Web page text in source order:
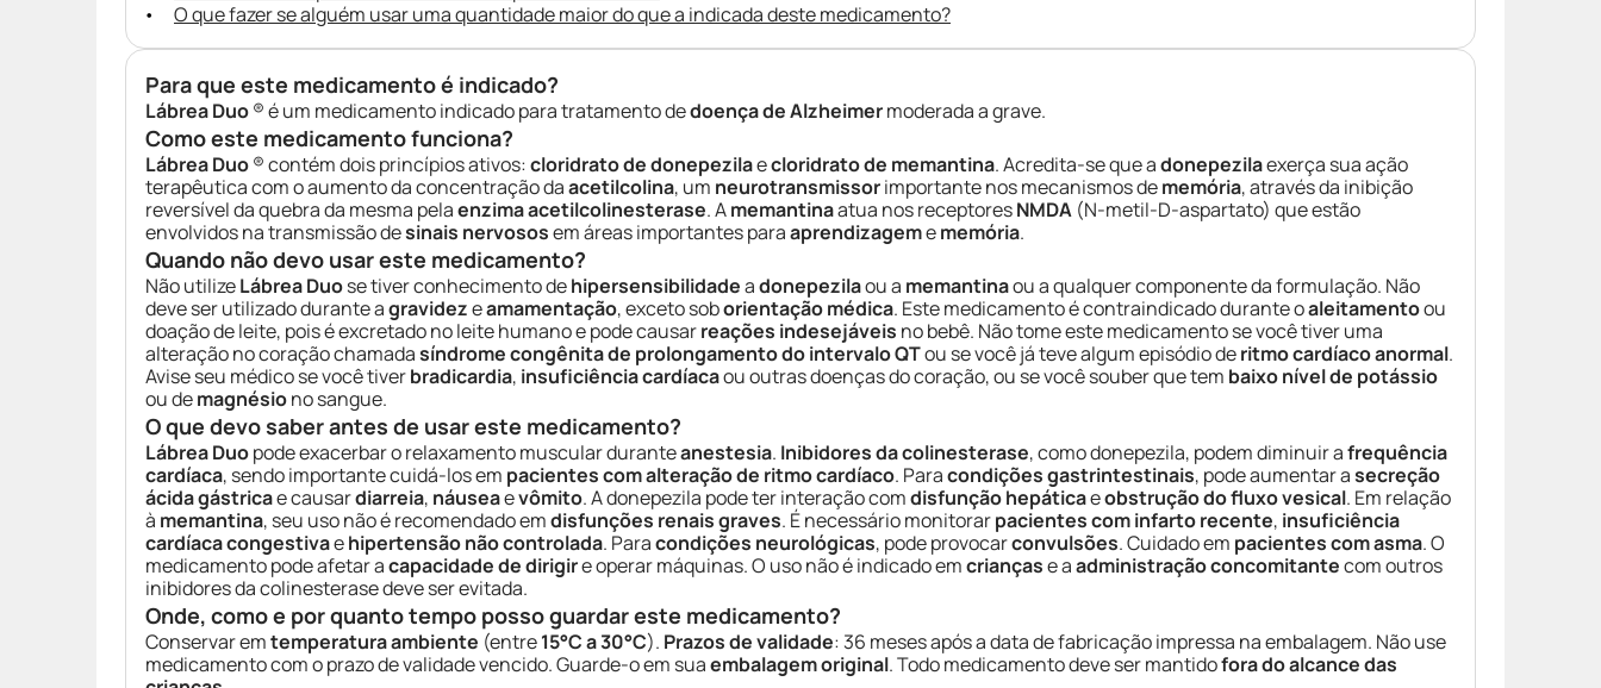
O que fazer se alguém usar uma quantidade maior do que a indicada deste medicamento?
Para que este medicamento é indicado?
Lábrea Duo® é um medicamento indicado para tratamento dedoença de Alzheimermoderada a grave.
Como este medicamento funciona?
Lábrea Duo® contém dois princípios ativos:cloridrato de donepezilaecloridrato de memantina. Acredita-se que adonepezilaexerça sua ação
terapêutica com o aumento da concentração daacetilcolina, um neurotransmissorimportante nos mecanismos dememória, através da inibição
reversível da quebra da mesma pelaenzima acetilcolinesterase. Amemantinaatua nos receptoresNMDA (N-metil-D-aspartato) que estão
envolvidos na transmissão desinais nervososem áreas importantes paraaprendizagemememória.
Quando não devo usar este medicamento?
Não utilizeLábrea Duose tiver conhecimento dehipersensibilidadeadonepezilaou a memantinaou a qualquer componente da formulação. Não
deve ser utilizado durante agravidezeamamentação, exceto soborientação médica. Este medicamento é contraindicado durante oaleitamentoou
doação de leite, pois é excretado no leite humano e pode causarreações indesejáveis no bebê. Não tome este medicamento se você tiver uma
alteração no coração chamadasíndrome congênita de prolongamento do intervalo QTou se você já teve algum episódio deritmo cardíaco anormal.
Avise seu médico se você tiverbradicardia, insuficiência cardíacaou outras doenças do coração, ou se você souber que tem baixo nível de potássio
ou demagnésiono sangue.
O que devo saber antes de usar este medicamento?
Lábrea Duopode exacerbar o relaxamento muscular duranteanestesia. Inibidores da colinesterase, como donepezila, podem diminuir afrequência
cardíaca, sendo importante cuidá-los em pacientes com alteração de ritmo cardíaco. Paracondições gastrintestinais, pode aumentar asecreção
ácida gástricae causardiarreia, náuseaevômito. A donepezila pode ter interação comdisfunção hepáticaeobstrução do fluxo vesical. Em relação
à memantina, seu uso não é recomendado emdisfunções renais graves. É necessário monitorarpacientes com infarto recente, insuficiência
cardíaca congestivaehipertensão não controlada. Paracondições neurológicas, pode provocarconvulsões. Cuidado em pacientes com asma. O
medicamento pode afetar acapacidade de dirigire operar máquinas. O uso não é indicado emcriançase aadministração concomitantecom outros
inibidores da colinesterase deve ser evitada.
Onde, como e por quanto tempo posso guardar este medicamento?
Conservar emtemperatura ambiente (entre15°C a 30°C). Prazos de validade: 36 meses após a data de fabricação impressa na embalagem. Não use
medicamento com o prazo de validade vencido. Guarde-o em suaembalagem original. Todo medicamento deve ser mantidofora do alcance das